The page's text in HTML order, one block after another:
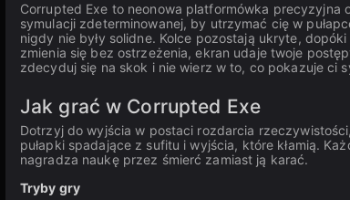
Corrupted Exe to neonowa platformówka precyzyjna
symulacji zdeterminowanej, by utrzymać cię w
nigdy nie były solidne. Kolce pozostają ukryte,
zmienia się bez ostrzeżenia, ekran udaje twoje
zdecyduj się na skok i nie wierz w to, co pokazuje ci
Jak grać w Corrupted Exe
Dotrzyj do wyjścia w postaci rozdarcia
pułapki spadające z sufitu i wyjścia, które kłamią.
nagradza naukę przez śmierć zamiast ją karać.
Tryby gry